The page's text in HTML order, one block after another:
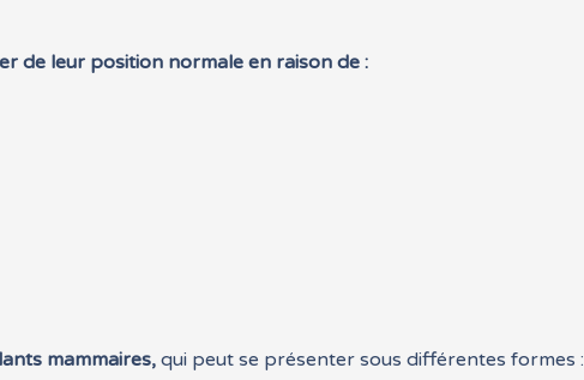
de leur position normale en raison de :
mammaires,qui peut se présenter sous différentes formes :